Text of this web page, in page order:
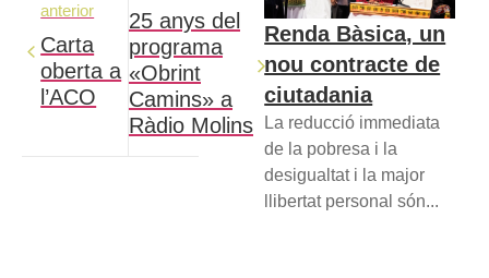
anterior
Carta
oberta a
l’ACO
25 anys del
programa
«Obrint
Camins» a
Ràdio Molins
Renda Bàsica, un
nou contracte de
ciutadania
La reducció immediata
de la pobresa i la
desigualtat i la major
llibertat personal són...